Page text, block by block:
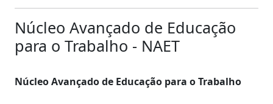
Núcleo Avançado de Educação
para o Trabalho - NAET
Núcleo Avançado de Educação para o Trabalho